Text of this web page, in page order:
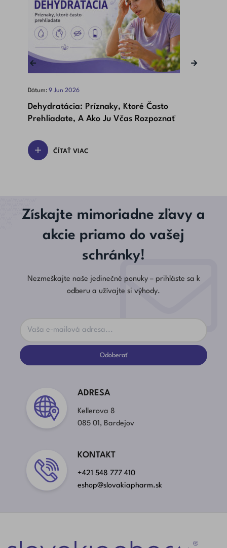
Dátum: 9 Jun 2026
Dehydratácia: Príznaky, Ktoré Často
Prehliadate, A Ako Ju Včas Rozpoznať
ČÍTAŤ VIAC
Získajte mimoriadne zľavy a
akcie priamo do vašej
schránky!
Nezmeškajte naše jedinečné ponuky – prihláste sa k
odberu a užívajte si výhody.
Odoberať
ADRESA
Kellerova 8
085 01, Bardejov
KONTAKT
+421 548 777 410
eshop@slovakiapharm.sk